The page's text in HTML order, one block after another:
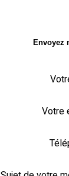
Envoyez
Votre